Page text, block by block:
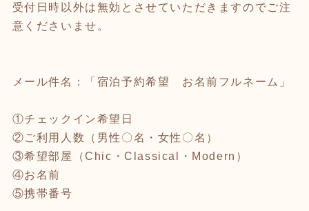
受付日時以外は無効とさせていただきますのでご注
意くださいませ。
メール件名：「宿泊予約希望 お名前フルネーム」
①チェックイン希望日
②ご利用人数（男性〇名・女性〇名）
③希望部屋（Chic・Classical・Modern）
④お名前
⑤携帯番号